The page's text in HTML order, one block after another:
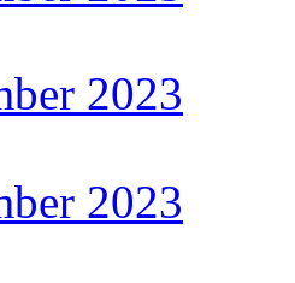
2023
2023